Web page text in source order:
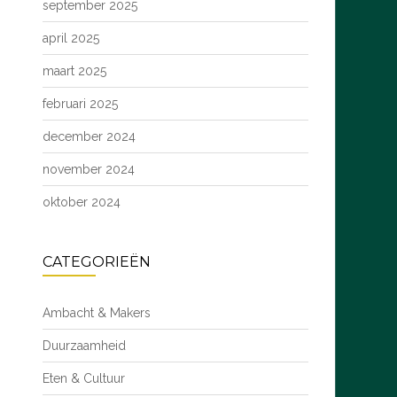
september 2025
april 2025
maart 2025
februari 2025
december 2024
november 2024
oktober 2024
CATEGORIEËN
Ambacht & Makers
Duurzaamheid
Eten & Cultuur